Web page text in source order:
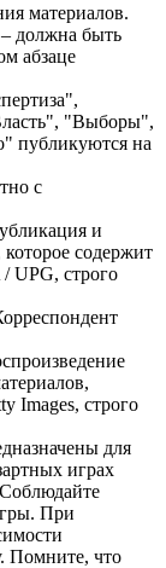
материалов.
должна быть
абзаце
"Выборы",
публикуются на
с
и
содержит
UPG, строго
Images, строго
для
играх
При
Помните, что